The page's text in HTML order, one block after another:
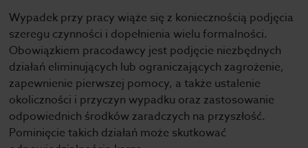
Wypadek przy pracy wiąże się z koniecznością podjęcia
szeregu czynności i dopełnienia wielu formalności.
Obowiązkiem pracodawcy jest podjęcie niezbędnych
działań eliminujących lub ograniczających zagrożenie,
zapewnienie pierwszej pomocy, a także ustalenie
okoliczności i przyczyn wypadku oraz zastosowanie
odpowiednich środków zaradczych na przyszłość.
Pominięcie takich działań może skutkować